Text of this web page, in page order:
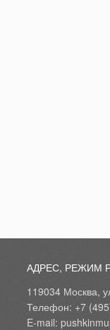
АДРЕС, РЕЖИМ
119034 Москва,
Телефон: +7
E-mail: